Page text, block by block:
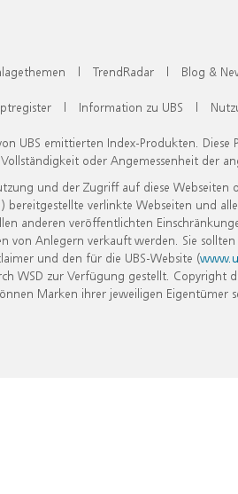
| TrendRadar | Blog &
| Information zu UBS |
UBS emittierten Index-Produkten.
oder Angemessenheit der
und der Zugriff auf diese Webseiten
verlinkte Webseiten und
anderen veröffentlichten
Anlegern verkauft werden. Sie
und den für die UBS-Website (
zur Verfügung gestellt. Copyright
Marken ihrer jeweiligen Eigentümer